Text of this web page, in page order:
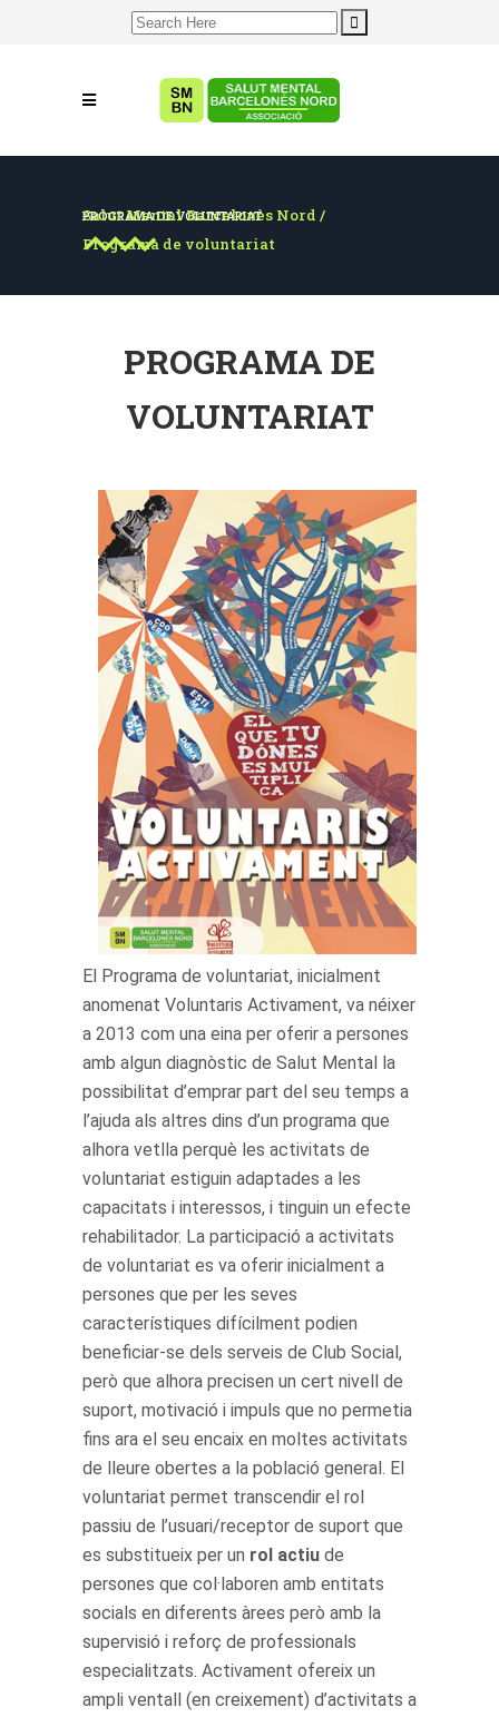
Search
PROGRAMA DE VOLUNTARIAT
Salut Mental Barcelonès Nord /
Programa de voluntariat
PROGRAMA DE
VOLUNTARIAT
El Programa de voluntariat, inicialment
anomenat Voluntaris Activament, va néixer
a 2013 com una eina per oferir a persones
amb algun diagnòstic de Salut Mental la
possibilitat d’emprar part del seu temps a
l’ajuda als altres dins d’un programa que
alhora vetlla perquè les activitats de
voluntariat estiguin adaptades a les
capacitats i interessos, i tinguin un efecte
rehabilitador. La participació a activitats
de voluntariat es va oferir inicialment a
persones que per les seves
característiques difícilment podien
beneficiar-se dels serveis de Club Social,
però que alhora precisen un cert nivell de
suport, motivació i impuls que no permetia
fins ara el seu encaix en moltes activitats
de lleure obertes a la població general. El
voluntariat permet transcendir el rol
passiu de l’usuari/receptor de suport que
es substitueix per un rol actiu de
persones que col·laboren amb entitats
socials en diferents àrees però amb la
supervisió i reforç de professionals
especialitzats. Activament ofereix un
ampli ventall (en creixement) d’activitats a